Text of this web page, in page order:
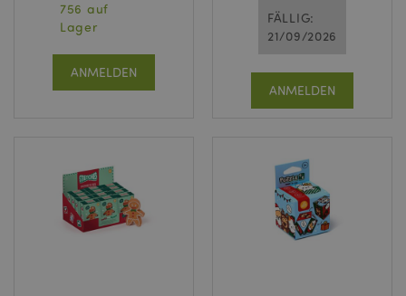
756 auf
Lager
ANMELDEN
FÄLLIG:
21/09/2026
ANMELDEN